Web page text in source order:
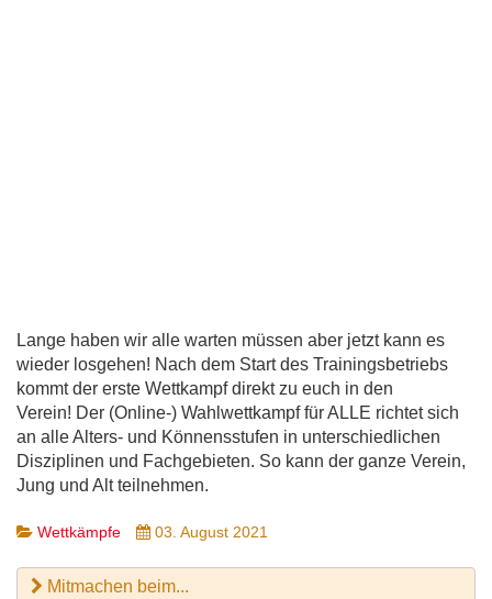
Lange haben wir alle warten müssen aber jetzt kann es
wieder losgehen! Nach dem Start des Trainingsbetriebs
kommt der erste Wettkampf direkt zu euch in den
Verein! Der (Online-) Wahlwettkampf für ALLE richtet sich
an alle Alters- und Könnensstufen in unterschiedlichen
Disziplinen und Fachgebieten. So kann der ganze Verein,
Jung und Alt teilnehmen.
Wettkämpfe 03. August 2021
Mitmachen beim...